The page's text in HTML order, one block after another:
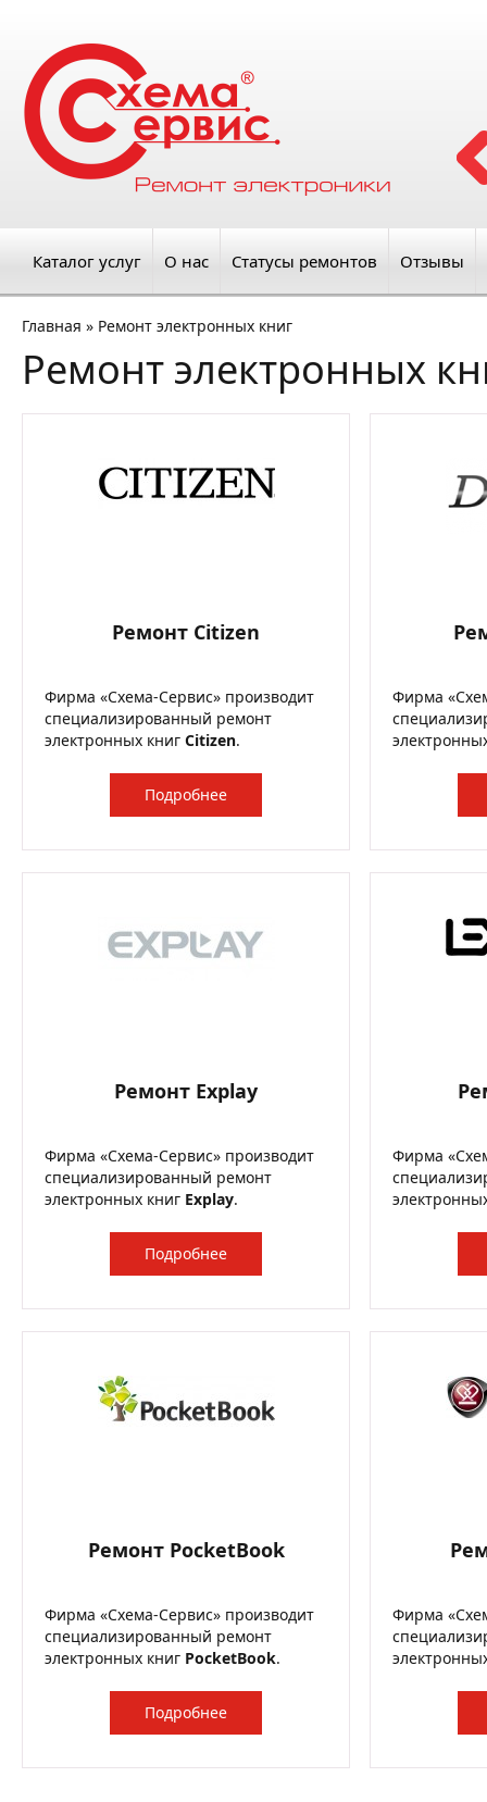
Каталог услуг О нас Статусы ремонтов Отзывы
Главная » Ремонт электронных книг
Ремонт электронных
Ремонт Citizen
Фирма «Схема-Сервис» производит
специализированный ремонт
электронных книг Citizen.
Подробнее
Фирма
Ремонт Explay
Фирма «Схема-Сервис» производит
специализированный ремонт
электронных книг Explay.
Подробнее
Фирма
Ремонт PocketBook
Фирма «Схема-Сервис» производит
специализированный ремонт
электронных книг PocketBook.
Подробнее
Фирма